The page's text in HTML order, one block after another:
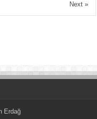
Next »
Erdağ